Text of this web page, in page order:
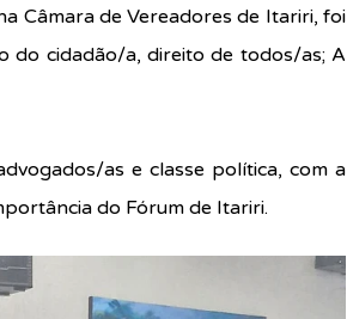
Câmara de Vereadores de Itariri, foi
do cidadão/a, direito de todos/as; A
as e classe política, com a
do Fórum de Itariri.